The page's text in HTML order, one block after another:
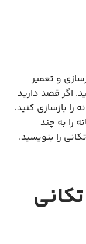
و تعمیر
اگر قصد دارید
بازسازی کنید،
را به چند
را بنویسید.